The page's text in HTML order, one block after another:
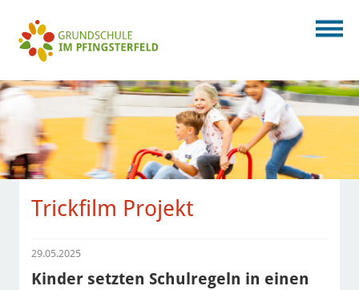
Trickfilm Projekt
29.05.2025
Kinder setzten Schulregeln in einen